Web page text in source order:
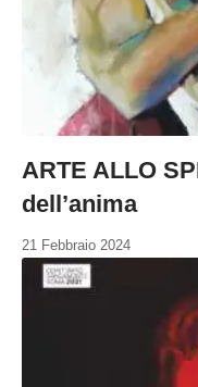
ARTE ALLO
dell’anima
21 Febbraio 2024